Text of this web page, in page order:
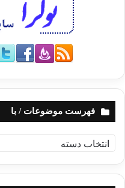
فهرست موضوعات / با
ه
ر